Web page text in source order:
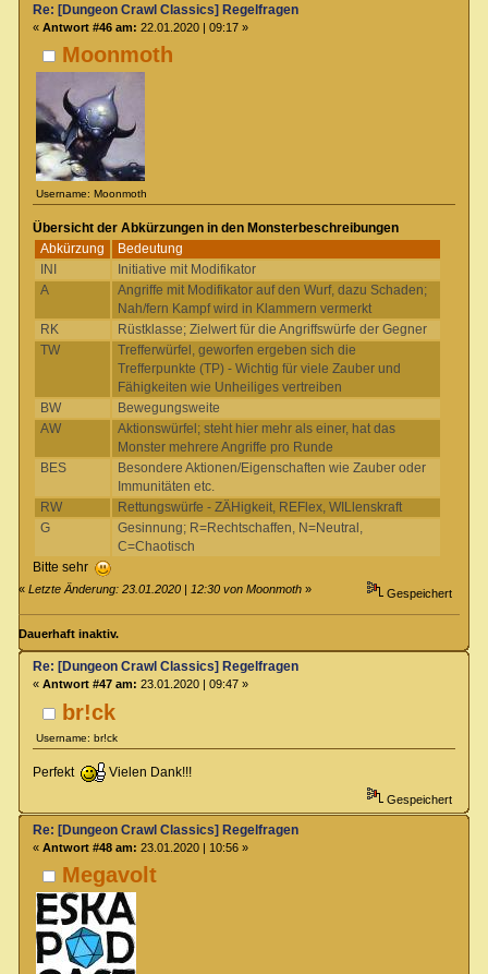
Moonmoth
Username: Moonmoth
Re: [Dungeon Crawl Classics] Regelfragen
« Antwort #46 am: 22.01.2020 | 09:17 »
Übersicht der Abkürzungen in den Monsterbeschreibungen
Abkürzung
Bedeutung
INI
Initiative mit Modifikator
A
Angriffe mit Modifikator auf den Wurf, dazu Schaden;
Nah/fern Kampf wird in Klammern vermerkt
RK
Rüstklasse; Zielwert für die Angriffswürfe der Gegner
TW
Trefferwürfel, geworfen ergeben sich die
Trefferpunkte (TP) - Wichtig für viele Zauber und
Fähigkeiten wie Unheiliges vertreiben
BW
Bewegungsweite
AW
Aktionswürfel; steht hier mehr als einer, hat das
Monster mehrere Angriffe pro Runde
BES
Besondere Aktionen/Eigenschaften wie Zauber oder
Immunitäten etc.
RW
Rettungswürfe - ZÄHigkeit, REFlex, WILlenskraft
G
Gesinnung; R=Rechtschaffen, N=Neutral,
C=Chaotisch
Bitte sehr
«Letzte Änderung: 23.01.2020 | 12:30 von Moonmoth » Gespeichert
Dauerhaft inaktiv.
br!ck
Username: br!ck
Re: [Dungeon Crawl Classics] Regelfragen
« Antwort #47 am: 23.01.2020 | 09:47 »
Perfekt Vielen Dank!!!
Gespeichert
Megavolt
Re: [Dungeon Crawl Classics] Regelfragen
« Antwort #48 am: 23.01.2020 | 10:56 »